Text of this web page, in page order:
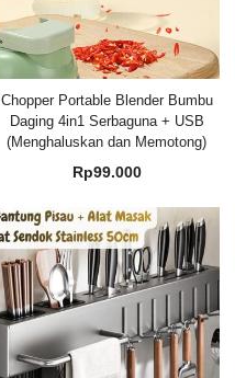
Chopper Portable Blender Bumbu
Daging 4in1 Serbaguna + USB
(Menghaluskan dan Memotong)
Rp99.000